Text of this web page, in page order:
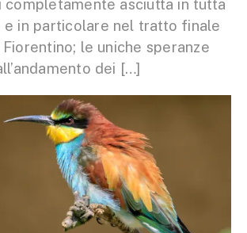
completamente asciutta in tutta
e in particolare nel tratto finale
le uniche speranze
dei […]